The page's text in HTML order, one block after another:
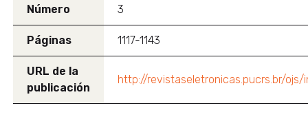
Número 3
Páginas 1117-1143
URL de la
publicación
http://revistaseletronicas.pucrs.br/